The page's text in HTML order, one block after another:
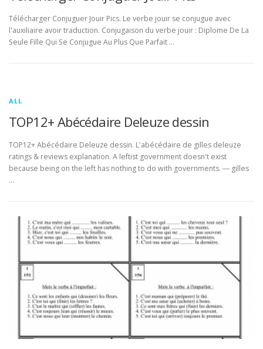
Télécharger Conjuguer Jouir Pics. Le verbe jouir se conjugue avec
l'auxiliaire avoir traduction. Conjugaison du verbe jouir : Diplome De La
Seule Fille Qui Se Conjugue Au Plus Que Parfait …
ALL
TOP12+ Abécédaire Deleuze dessin
TOP12+ Abécédaire Deleuze dessin. L'abécédaire de gilles deleuze
ratings & reviews explanation. A leftist government doesn't exist
because being on the left has nothing to do with governments. ― gilles
…